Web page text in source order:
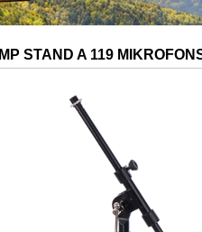
MP STAND A 119